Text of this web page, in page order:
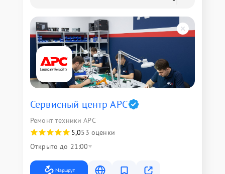
Сервисный центр APC
Ремонт техники APC
5,053 оценки
Открыто до 21:00
Маршрут